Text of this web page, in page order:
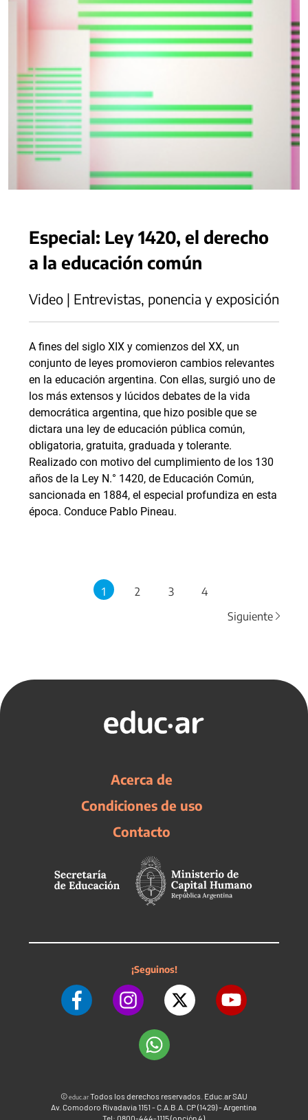
Especial: Ley 1420, el derecho
a la educación común
Video | Entrevistas, ponencia y exposición
A fines del siglo XIX y comienzos del XX, un
conjunto de leyes promovieron cambios relevantes
en la educación argentina. Con ellas, surgió uno de
los más extensos y lúcidos debates de la vida
democrática argentina, que hizo posible que se
dictara una ley de educación pública común,
obligatoria, gratuita, graduada y tolerante.
Realizado con motivo del cumplimiento de los 130
años de la Ley N.° 1420, de Educación Común,
sancionada en 1884, el especial profundiza en esta
época. Conduce Pablo Pineau.
1 2 3
4
Siguiente
Acerca de
Condiciones de uso
Contacto
¡Seguinos!
©educ.arTodos los derechos reservados. Educ.ar SAU
Av. Comodoro Rivadavia 1151 - C.A.B.A. CP (1429) - Argentina
Tel: 0800-444-1115 (opción 4)